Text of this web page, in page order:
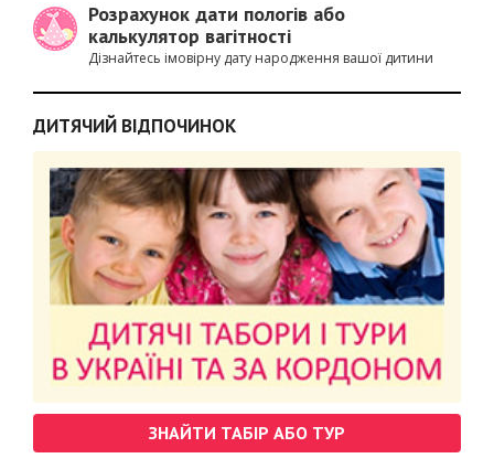
Розрахунок дати пологів або
калькулятор вагітності
Дізнайтесь імовірну дату народження вашої дитини
ДИТЯЧИЙ ВІДПОЧИНОК
ЗНАЙТИ ТАБІР АБО ТУР